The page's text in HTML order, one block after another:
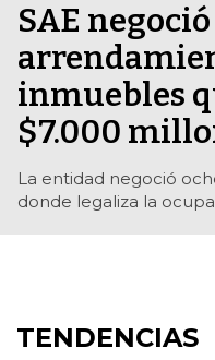
SAE
inmuebles
$7.000
La entidad negoció
donde legaliza la
TENDENCIAS